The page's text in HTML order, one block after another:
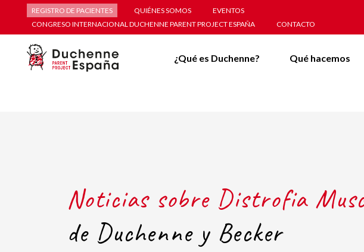
REGISTRO DE PACIENTES QUIÉNES SOMOS
EVENTOS
CONGRESO INTERNACIONAL DUCHENNE PARENT PROJECT ESPAÑA
CONTACTO
¿Qué es Duchenne? Qué hacemos
Noticias sobre Distrofia
de Duchenne y Becker